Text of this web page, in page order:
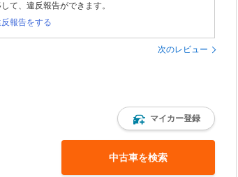
て、違反報告ができます。
反報告をする
次のレビュー
マイカー登録
中古車を検索